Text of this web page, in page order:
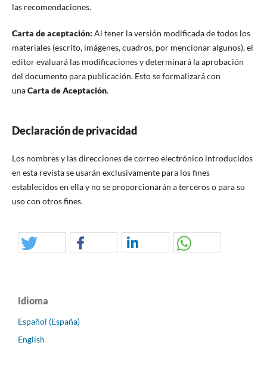
las recomendaciones.
Carta de aceptación: Al tener la versión modificada de todos los
materiales (escrito, imágenes, cuadros, por mencionar algunos), el
editor evaluará las modificaciones y determinará la aprobación
del documento para publicación. Esto se formalizará con
unaCarta de Aceptación.
Declaración de privacidad
Los nombres y las direcciones de correo electrónico introducidos
en esta revista se usarán exclusivamente para los fines
establecidos en ella y no se proporcionarán a terceros o para su
uso con otros fines.
Idioma
Español (España)
English